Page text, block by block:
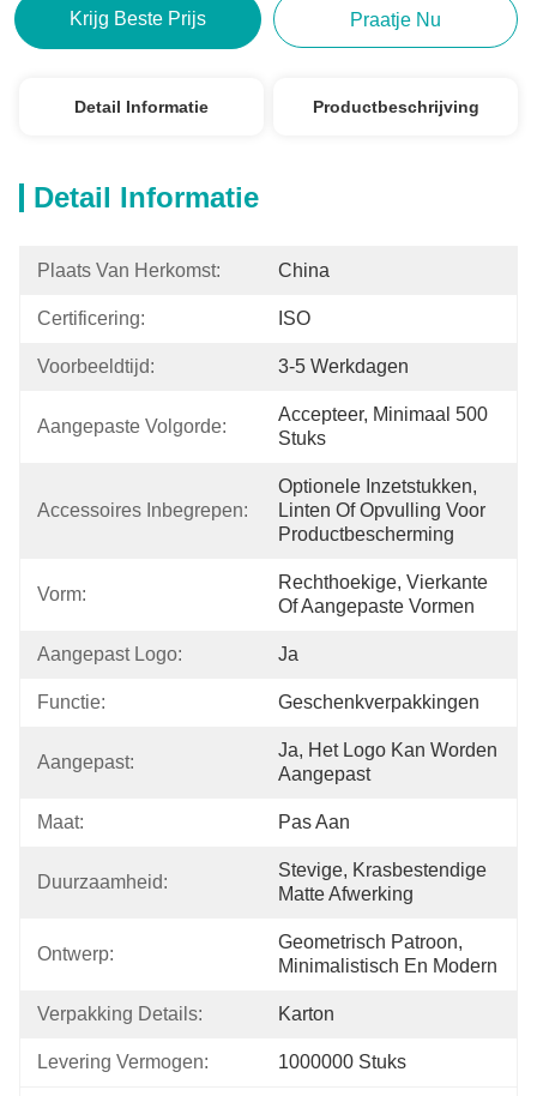
Krijg Beste Prijs Praatje Nu
Detail Informatie Productbeschrijving
Detail Informatie
Plaats Van Herkomst: China
Certificering: ISO
Voorbeeldtijd: 3-5 Werkdagen
Aangepaste Volgorde:
Accepteer, Minimaal 500
Stuks
Accessoires Inbegrepen:
Optionele Inzetstukken,
Linten Of Opvulling Voor
Productbescherming
Vorm:
Rechthoekige, Vierkante
Of Aangepaste Vormen
Aangepast Logo: Ja
Functie: Geschenkverpakkingen
Aangepast:
Ja, Het Logo Kan Worden
Aangepast
Maat: Pas Aan
Duurzaamheid:
Stevige, Krasbestendige
Matte Afwerking
Ontwerp:
Geometrisch Patroon,
Minimalistisch En Modern
Verpakking Details: Karton
Levering Vermogen: 1000000 Stuks